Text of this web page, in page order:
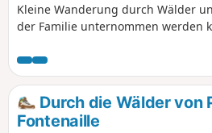
Kleine Wanderung durch Wälder
der Familie unternommen werden
Durch die Wälder von
Fontenaille